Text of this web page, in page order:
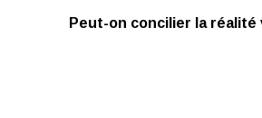
Peut-on concilier la réalité